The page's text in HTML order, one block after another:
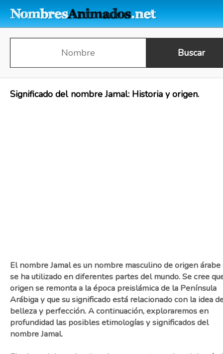
Significado del nombre Jamal: Historia y origen.
El nombre Jamal es un nombre masculino de origen árabe
se ha utilizado en diferentes partes del mundo. Se cree
origen se remonta a la época preislámica de la Península
Arábiga y que su significado está relacionado con la idea
belleza y perfección. A continuación, exploraremos en
profundidad las posibles etimologías y significados del
nombre Jamal.